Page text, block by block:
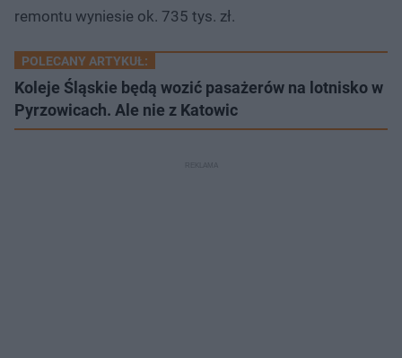
remontu wyniesie ok. 735 tys. zł.
POLECANY ARTYKUŁ:
Koleje Śląskie będą wozić pasażerów na lotnisko w
Pyrzowicach. Ale nie z Katowic